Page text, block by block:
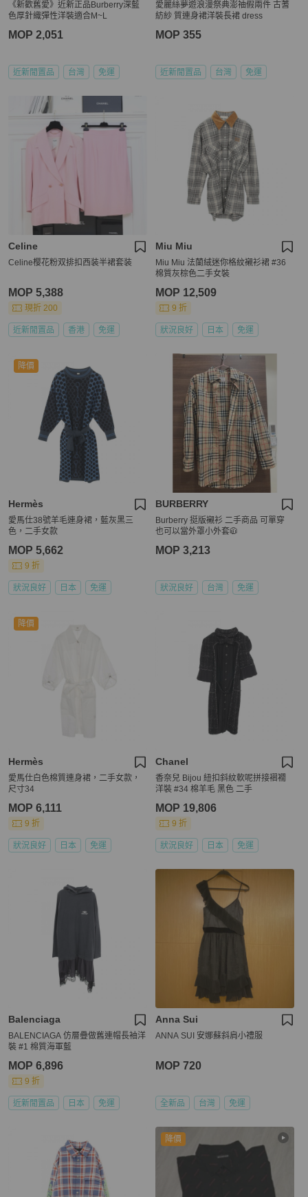
《新歡舊愛》近新正品Burberry深藍
色厚針織彈性洋裝適合M~L
MOP 2,051
近新閒置品 台灣 免運
愛麗絲夢遊浪漫祭典澎䄂假兩件 古蓍
紡紗 質連身裙洋裝長裙 dress
MOP 355
近新閒置品 台灣 免運
Celine
Celine樱花粉双排扣西装半裙套装
MOP 5,388
現折 200
近新閒置品 香港 免運
Miu Miu
Miu Miu 法蘭絨迷你格紋襯衫裙 #36
棉質灰棕色二手女裝
MOP 12,509
9 折
狀況良好 日本 免運
降價
Hermès
愛馬仕38號羊毛連身裙，藍灰黑三
色，二手女款
MOP 5,662
9 折
狀況良好 日本 免運
BURBERRY
Burberry 挺版襯衫 二手商品 可單穿
也可以當外罩小外套🧥
MOP 3,213
狀況良好 台灣 免運
降價
Hermès
愛馬仕白色棉質連身裙，二手女款，
尺寸34
MOP 6,111
9 折
狀況良好 日本 免運
Chanel
香奈兒 Bijou 紐扣斜紋軟呢拼接褶襉
洋裝 #34 棉羊毛 黑色 二手
MOP 19,806
9 折
狀況良好 日本 免運
Balenciaga
BALENCIAGA 仿層疊做舊連帽長袖洋
裝 #1 棉質海軍藍
MOP 6,896
9 折
近新閒置品 日本 免運
Anna Sui
ANNA SUI 安娜蘇斜肩小禮服
MOP 720
全新品 台灣 免運
降價